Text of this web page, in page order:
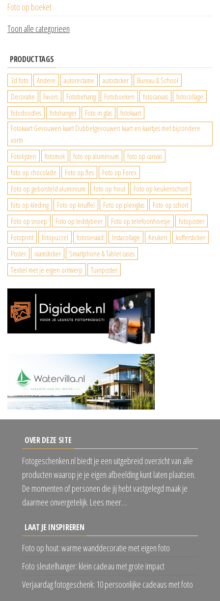
Foto op boeket
Toon alle categorieen
PRODUCTTAGS
3d foto Andere autoreclame autosticker
Bureau & School
Decoratie
Favors Fotobehang Fotoboeken fotocanvas
fotocollage
fotodoodles
fotohanger Foto in glas
fotokaart
Fotokaart Gevouwen kaart Dubbelgevouwen kaart en kaartjes met bijzondere
vorm
Fotolijsten
fotomok foto op aluminium
foto op canvas
foto op chocolade
Foto op fles
Foto op Forex
Foto op geborsteld aluminium
foto op hout
Foto op keukenschort
foto op kleding
Foto op knuffel Foto op plexiglas
Foto op schort
Foto op snoep
Foto op teddybeer Foto op telefoonhoesje
fotoposter
Fotoprint
fotopuzzel fotosieraad Instacollage Keuken
koffersticker
Poster
raamsticker
Smartphone & Tablet cases
Textiel met je eigen ontwerp
Tuinposter
OVER DEZE SITE
Fotogeschenken.nl biedt je een uitgebreid overzicht van alle
producten waarop je je eigen afbeelding kunt laten plaatsen.
De momenten of personen die jij hebt vastgelegd maak je
daarmee onvergetelijk. Lees meer…
LAAT JE INSPIREREN
Foto op hout: warme wanddecoratie met eigen foto
Foto sleutelhanger: klein cadeau met grote impact
Verjaardag fotogeschenk: 10 persoonlijke cadeaus met foto